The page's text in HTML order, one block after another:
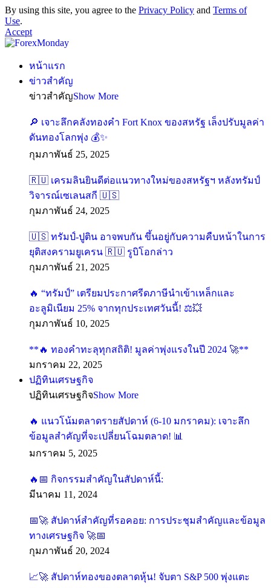
By using this site, you agree to the Privacy Policy and Terms of
Use.
Accept
หน้าแรก
ข่าวสำคัญ
ข่าวสำคัญShow More
🔎 เจาะลึกคลังทองคำ Fort Knox ของสหรัฐ เล็งปรับมูลค่า
ดันทองโลกพุ่ง 💰✨
กุมภาพันธ์ 25, 2025
🇷🇺 เครมลินยินดีต่อแนวทางใหม่ของสหรัฐฯ หลังทรัมป์
วิจารณ์เซเลนสกี 🇺🇸
กุมภาพันธ์ 24, 2025
🇺🇸 ทรัมป์-ปูติน อาจพบกัน ขึ้นอยู่กับความคืบหน้าในการ
ยุติสงครามยูเครน 🇷🇺 รูบิโอกล่าว
กุมภาพันธ์ 21, 2025
🔥 “ทรัมป์” เตรียมประกาศรีดภาษีนำเข้าเหล็กและ
อะลูมิเนียม 25% จากทุกประเทศวันนี้! ⚖️💥
กุมภาพันธ์ 10, 2025
**🔥 ทองคำทะลุทุกสถิติ! มูลค่าพุ่งแรงในปี 2024 🚀**
มกราคม 22, 2025
ปฏิทินเศรษฐกิจ
ปฏิทินเศรษฐกิจShow More
🔥 แนวโน้มตลาดรายสัปดาห์ (6-10 มกราคม): เจาะลึก
ข้อมูลสำคัญที่จะเปลี่ยนโฉมตลาด! 📊
มกราคม 5, 2025
🔥📅 กิจกรรมสำคัญในสัปดาห์นี้:
มีนาคม 11, 2024
📅🚀 สัปดาห์สำคัญที่รอคอย: การประชุมสำคัญและข้อมูล
ทางเศรษฐกิจ 🚀📅
กุมภาพันธ์ 20, 2024
📈🚀 สัปดาห์ทองของตลาดหุ้น! จับตา S&P 500 พุ่งแตะ